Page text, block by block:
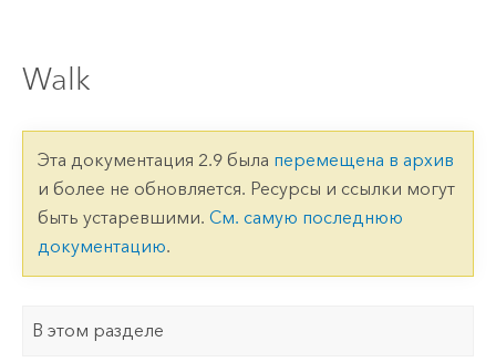
Walk
Эта документация 2.9 была перемещена в архив
и более не обновляется. Ресурсы и ссылки могут
быть устаревшими. См. самую последнюю
документацию.
В этом разделе